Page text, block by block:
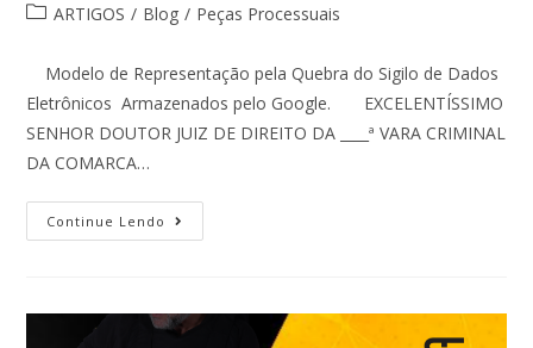
ARTIGOS / Blog / Peças Processuais
Modelo de Representação pela Quebra do Sigilo de Dados
Eletrônicos Armazenados pelo Google. EXCELENTÍSSIMO
SENHOR DOUTOR JUIZ DE DIREITO DA ____ª VARA CRIMINAL
DA COMARCA…
Continue Lendo